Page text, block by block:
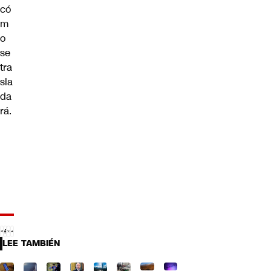
có
m
o
se
tra
sla
da
rá.
LEE TAMBIÉN